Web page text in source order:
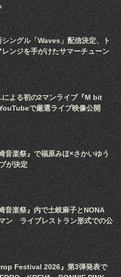
シングル「Waves」配信決定、ト
ンジを手がけたサマーチューン
よる初の2マンライブ『M bit
で厳選ライブ映像公開
音楽祭』で福原みほ×さかいゆう
が決定
音楽祭』内で土岐麻子とNONA
ン ライブレストラン形式での公
Festival 2026』第3弾発表で